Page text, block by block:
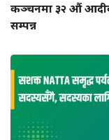
कञ्चनमा ३२ औं
सम्पन्न